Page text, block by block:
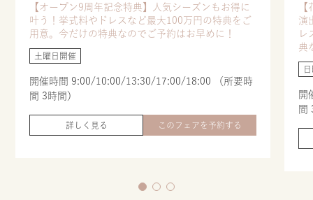
【オープン9周年記念特典】人気シーズンもお得に
叶う！挙式料やドレスなど最大100万円の特典をご
用意。今だけの特典なのでご予約はお早めに！
土曜日開催
開催時間 9:00/10:00/13:30/17:00/18:00 （所要時
間 3時間）
詳しく見る このフェアを予約する
演
レ
典
開
間